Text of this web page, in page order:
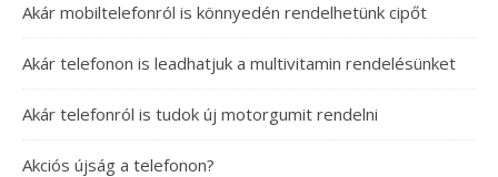
Akár mobiltelefonról is könnyedén rendelhetünk cipőt
Akár telefonon is leadhatjuk a multivitamin rendelésünket
Akár telefonról is tudok új motorgumit rendelni
Akciós újság a telefonon?